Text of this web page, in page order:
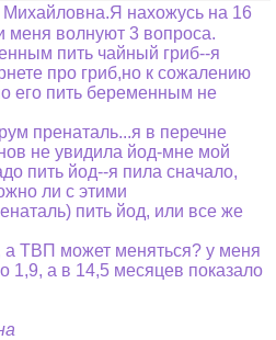
нахожусь на 16
меня волнуют 3 вопроса.
пить чайный гриб--я
про гриб,но к сожалению
его пить беременным не
пренаталь...я в перечне
не увидила йод-мне мой
пить йод--я пила сначало,
ли с этими
пить йод, или все же
а ТВП может меняться? у меня
1,9, а в 14,5 месяцев показало